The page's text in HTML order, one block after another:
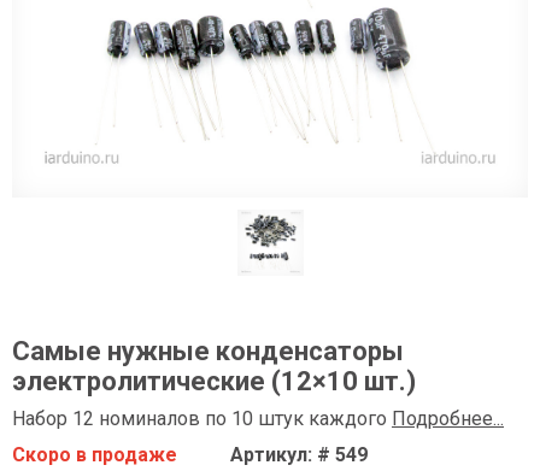
Самые нужные конденсаторы
электролитические (12×10 шт.)
Набор 12 номиналов по 10 штук каждого Подробнее...
Скоро в продаже
Артикул: # 549